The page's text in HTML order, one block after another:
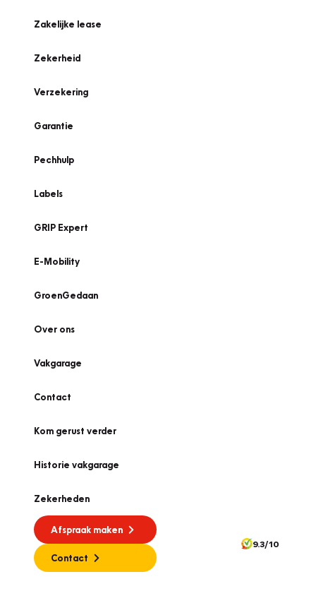
Zakelijke lease
Zekerheid
Verzekering
Garantie
Pechhulp
Labels
GRIP Expert
E-Mobility
GroenGedaan
Over ons
Vakgarage
Contact
Kom gerust verder
Historie vakgarage
Zekerheden
Afspraak maken
Contact
9.3/10